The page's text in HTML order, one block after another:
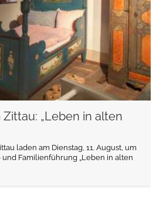
„Leben in alten
laden am Dienstag, 11. August, um
und Familienführung „Leben in alten